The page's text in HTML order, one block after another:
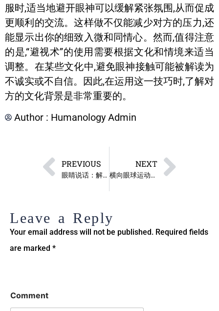
服时,适当地避开眼神可以缓解紧张氛围,从而促成
更顺利的交流。这样做不仅能减少对方的压力,还
能显示出你的细致入微和同情心。然而,值得注意
的是,“避视术”的使用需要根据文化和情境来适当
调整。在某些文化中,避免眼神接触可能被解读为
不诚实或不自信。因此,在运用这一技巧时,了解对
方的文化背景是非常重要的。
Author : Humanology Admin
PREVIOUS
眼睛说话：解读眯眼的意义与策略
NEXT
横向眼球运动：识破欺骗的密码?
Leave a Reply
Your email address will not be published. Required fields
are marked *
o
m
e
b
Comment